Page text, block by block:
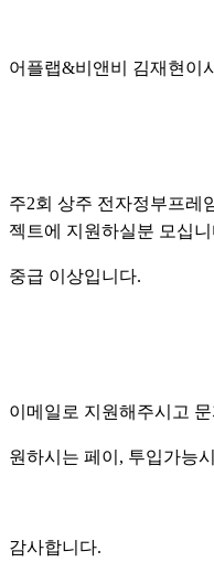
어플랩&비앤비 김재현이
주2회 상주 전자정부프레
젝트에 지원하실분 모십니
중급 이상입니다.
이메일로 지원해주시고
원하시는 페이, 투입가능
감사합니다.